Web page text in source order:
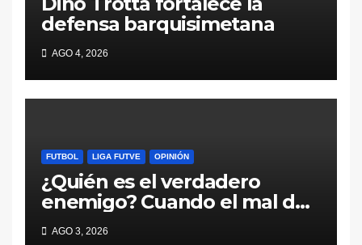
defensa barquisimetana
AGO 4, 2026
FUTBOL LIGA FUTVE OPINIÓN
¿Quién es el verdadero
enemigo? Cuando el mal del
fútbol viene desde adentro
AGO 3, 2026